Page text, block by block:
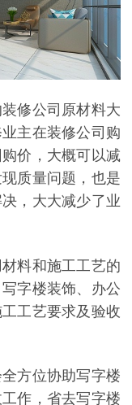
修公司原材料大
主在装修公司购
价，大概可以减
质量问题，也是
，大大减少了业
料和施工工艺的
字楼装饰、办公
工艺要求及验收
方位协助写字楼
作，省去写字楼